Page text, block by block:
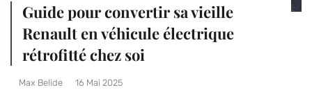
Guide pour convertir sa vieille
Renault en véhicule électrique
rétrofitté chez soi
Max Belide 16 Mai 2025